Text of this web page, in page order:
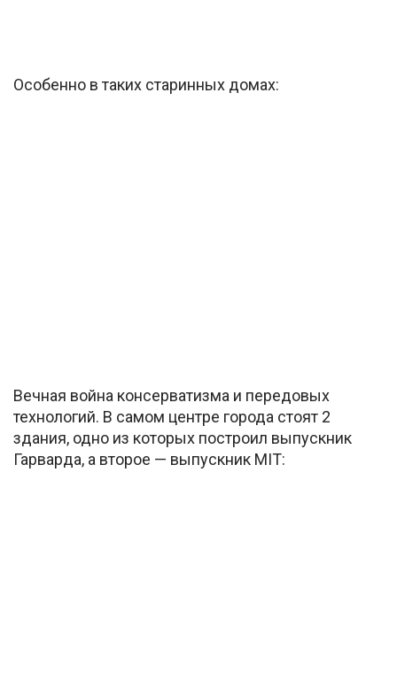
Особенно в таких старинных домах:
Вечная война консерватизма и передовых
технологий. В самом центре города стоят 2
здания, одно из которых построил выпускник
Гарварда, а второе — выпускник MIT: